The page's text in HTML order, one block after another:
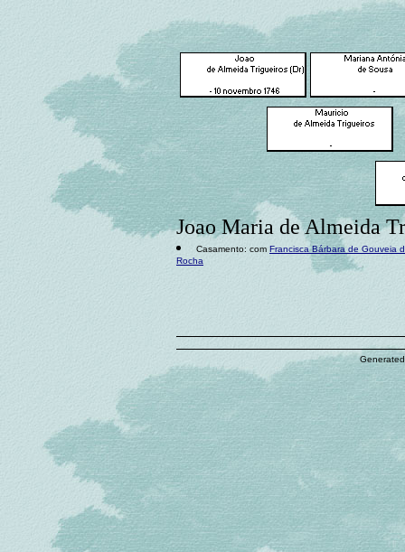
Joao Maria de Almeida
Casamento: com Francisca Bárbara de Gouveia
Rocha